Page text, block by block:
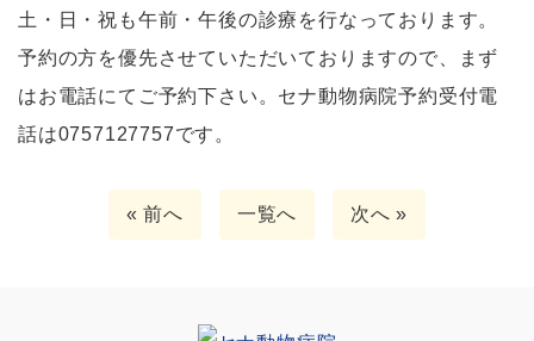
土・日・祝も午前・午後の診療を行なっております。
予約の方を優先させていただいておりますので、まず
はお電話にてご予約下さい。セナ動物病院予約受付電
話は0757127757です。
« 前へ 一覧へ 次へ »